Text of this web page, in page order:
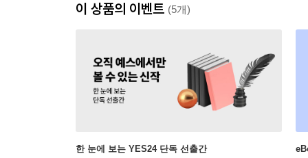
이 상품의 이벤트 (5개)
한 눈에 보는 YES24 단독 선출간